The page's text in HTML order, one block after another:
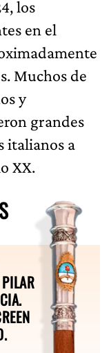
los
en el
Muchos de
y
grandes
italianos a
XX.